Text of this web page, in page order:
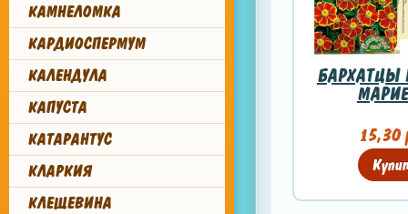
КАМНЕЛОМКА
КАРДИОСПЕРМУМ
КАЛЕНДУЛА
КАПУСТА
КАТАРАНТУС
КЛАРКИЯ
КЛЕЩЕВИНА
БАРХАТЦЫ
15,30